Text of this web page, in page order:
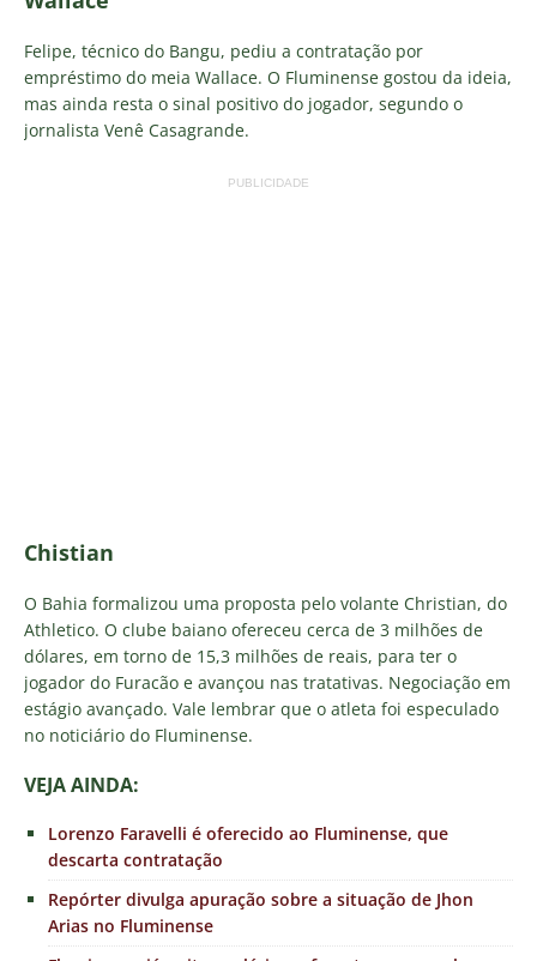
Felipe, técnico do Bangu, pediu a contratação por
empréstimo do meia Wallace. O Fluminense gostou da ideia,
mas ainda resta o sinal positivo do jogador, segundo o
jornalista Venê Casagrande.
PUBLICIDADE
Chistian
O Bahia formalizou uma proposta pelo volante Christian, do
Athletico. O clube baiano ofereceu cerca de 3 milhões de
dólares, em torno de 15,3 milhões de reais, para ter o
jogador do Furacão e avançou nas tratativas. Negociação em
estágio avançado. Vale lembrar que o atleta foi especulado
no noticiário do Fluminense.
VEJA AINDA:
Lorenzo Faravelli é oferecido ao Fluminense, que
descarta contratação
Repórter divulga apuração sobre a situação de Jhon
Arias no Fluminense